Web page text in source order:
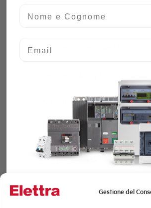
Gestione del
Potenza dissipata
Tensione nominale Ue AC
Protezione contro gli scatti
Frequenza
Temperatura di impiego
Temperatura di stoccaggio
Quali argomenti ti